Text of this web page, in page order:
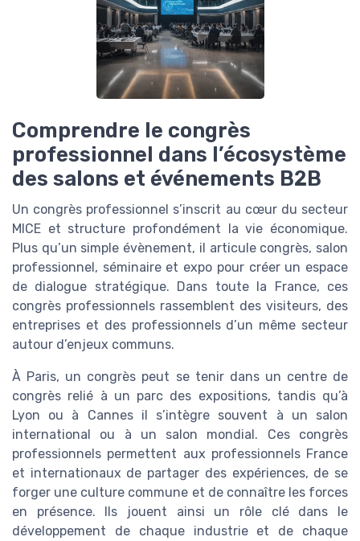
Comprendre le congrès
professionnel dans l’écosystème
des salons et événements B2B
Un congrès professionnel s’inscrit au cœur du secteur
MICE et structure profondément la vie économique.
Plus qu’un simple évènement, il articule congrès, salon
professionnel, séminaire et expo pour créer un espace
de dialogue stratégique. Dans toute la France, ces
congrès professionnels rassemblent des visiteurs, des
entreprises et des professionnels d’un même secteur
autour d’enjeux communs.
À Paris, un congrès peut se tenir dans un centre de
congrès relié à un parc des expositions, tandis qu’à
Lyon ou à Cannes il s’intègre souvent à un salon
international ou à un salon mondial. Ces congrès
professionnels permettent aux professionnels France
et internationaux de partager des expériences, de se
forger une culture commune et de connaître les forces
en présence. Ils jouent ainsi un rôle clé dans le
développement de chaque industrie et de chaque